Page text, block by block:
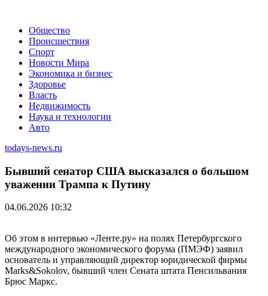
Общество
Происшествия
Спорт
Новости Мира
Экономика и бизнес
Здоровье
Власть
Недвижимость
Наука и технологии
Авто
todays-news.ru
Бывший сенатор США высказался о большом
уважении Трампа к Путину
04.06.2026 10:32
Об этом в интервью «Ленте.ру» на полях Петербургского
международного экономического форума (ПМЭФ) заявил
основатель и управляющий директор юридической фирмы
Marks&Sokolov, бывший член Сената штата Пенсильвания
Брюс Маркс.